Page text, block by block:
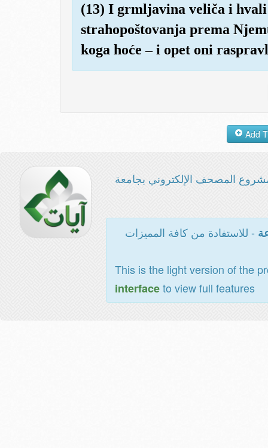
(13) I grmljavina veliča i
strahopoštovanja prema
koga hoće – i opet oni
المصحف الإلكتروني بجامعة
- للاستفادة من كافة المميزات
This is the light version of the
interfaceto view full features